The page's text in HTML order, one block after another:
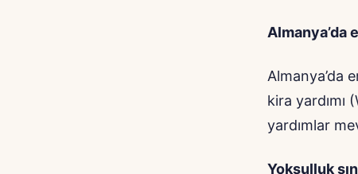
Almanya’da
Almanya’da
kira yardımı
yardımlar
Yoksulluk